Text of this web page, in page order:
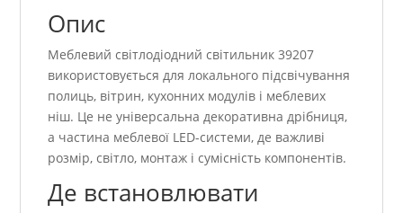
Опис
Меблевий світлодіодний світильник 39207
використовується для локального підсвічування
полиць, вітрин, кухонних модулів і меблевих
ніш. Це не універсальна декоративна дрібниця,
а частина меблевої LED-системи, де важливі
розмір, світло, монтаж і сумісність компонентів.
Де встановлювати